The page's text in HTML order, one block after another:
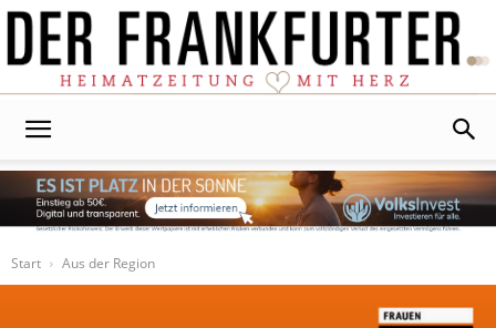
Start
Aus der Region